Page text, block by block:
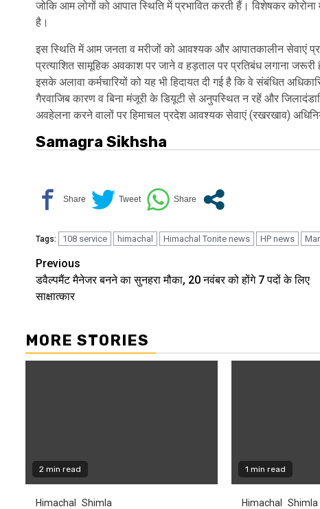
जोकि आम लोगों को आपात स्थिति में प्रभावित करती हैं। विशेषकर
है।
इस स्थिति में आम जनता व मरीजों को आवश्यक और आपातकालीन सेवाएं
प्रत्याशित सामूहिक अवकाश पर जाने व हड़ताल पर प्रतिबंध लगाना जरूरी
इसके अलावा कर्मचारियों को यह भी हिदायत दी गई है कि वे संबंधित
गैरवाजिब कारण व बिना मंजूरी के डियूटी से अनुपस्थित न रहें और
अवहेलना करने वालों पर हिमाचल प्रदेश आवश्यक सेवाएं (रखरखाव)
Samagra Sikhsha
Tags: 108 service himachal Himachal Tonite news HP news
Continue
Reading
Previous
डवैल्पमैंट मैनेजर बनने का सुनहरा मौका, 20 नवंबर को होंगे 7 पदों के लिए
साक्षात्कार
MORE STORIES
2 min read
Himachal Shimla
1 min read
Himachal Shimla